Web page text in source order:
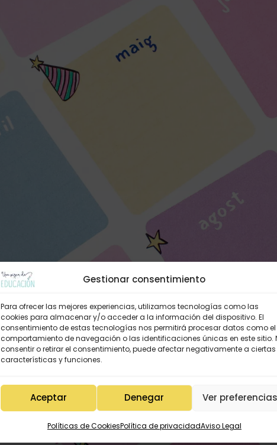
Gestionar consentimiento
Para ofrecer las mejores experiencias, utilizamos tecnologías como las
cookies para almacenar y/o acceder a la información del dispositivo. El
consentimiento de estas tecnologías nos permitirá procesar datos como el
comportamiento de navegación o las identificaciones únicas en este sitio.
consentir o retirar el consentimiento, puede afectar negativamente a ciertas
características y funciones.
Aceptar Denegar Ver
Políticas de CookiesPolítica de privacidadAviso Legal